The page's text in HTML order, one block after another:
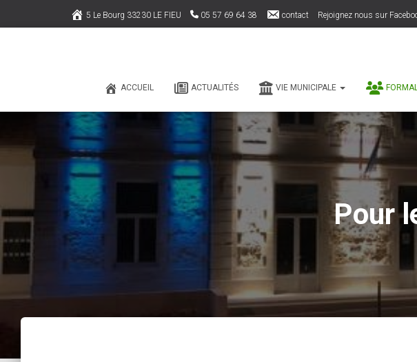
5 Le Bourg 33230 LE FIEU 05 57 69 64 38 contact Rejoignez nous sur
ACCUEIL ACTUALITÉS VIE MUNICIPALE
Pour